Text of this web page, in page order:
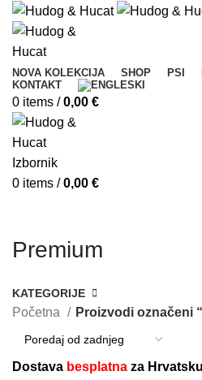
NOVA KOLEKCIJA SHOP PSI
KONTAKT
0 items / 0,00 €
Izbornik
0 items / 0,00 €
Premium
KATEGORIJE
Početna Proizvodi označeni
Dostava besplatna za Hrvatsku